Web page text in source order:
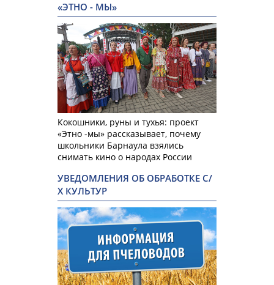
«ЭТНО - МЫ»
Кокошники, руны и тухья: проект
«Этно -мы» рассказывает, почему
школьники Барнаула взялись
снимать кино о народах России
УВЕДОМЛЕНИЯ ОБ ОБРАБОТКЕ С/
Х КУЛЬТУР